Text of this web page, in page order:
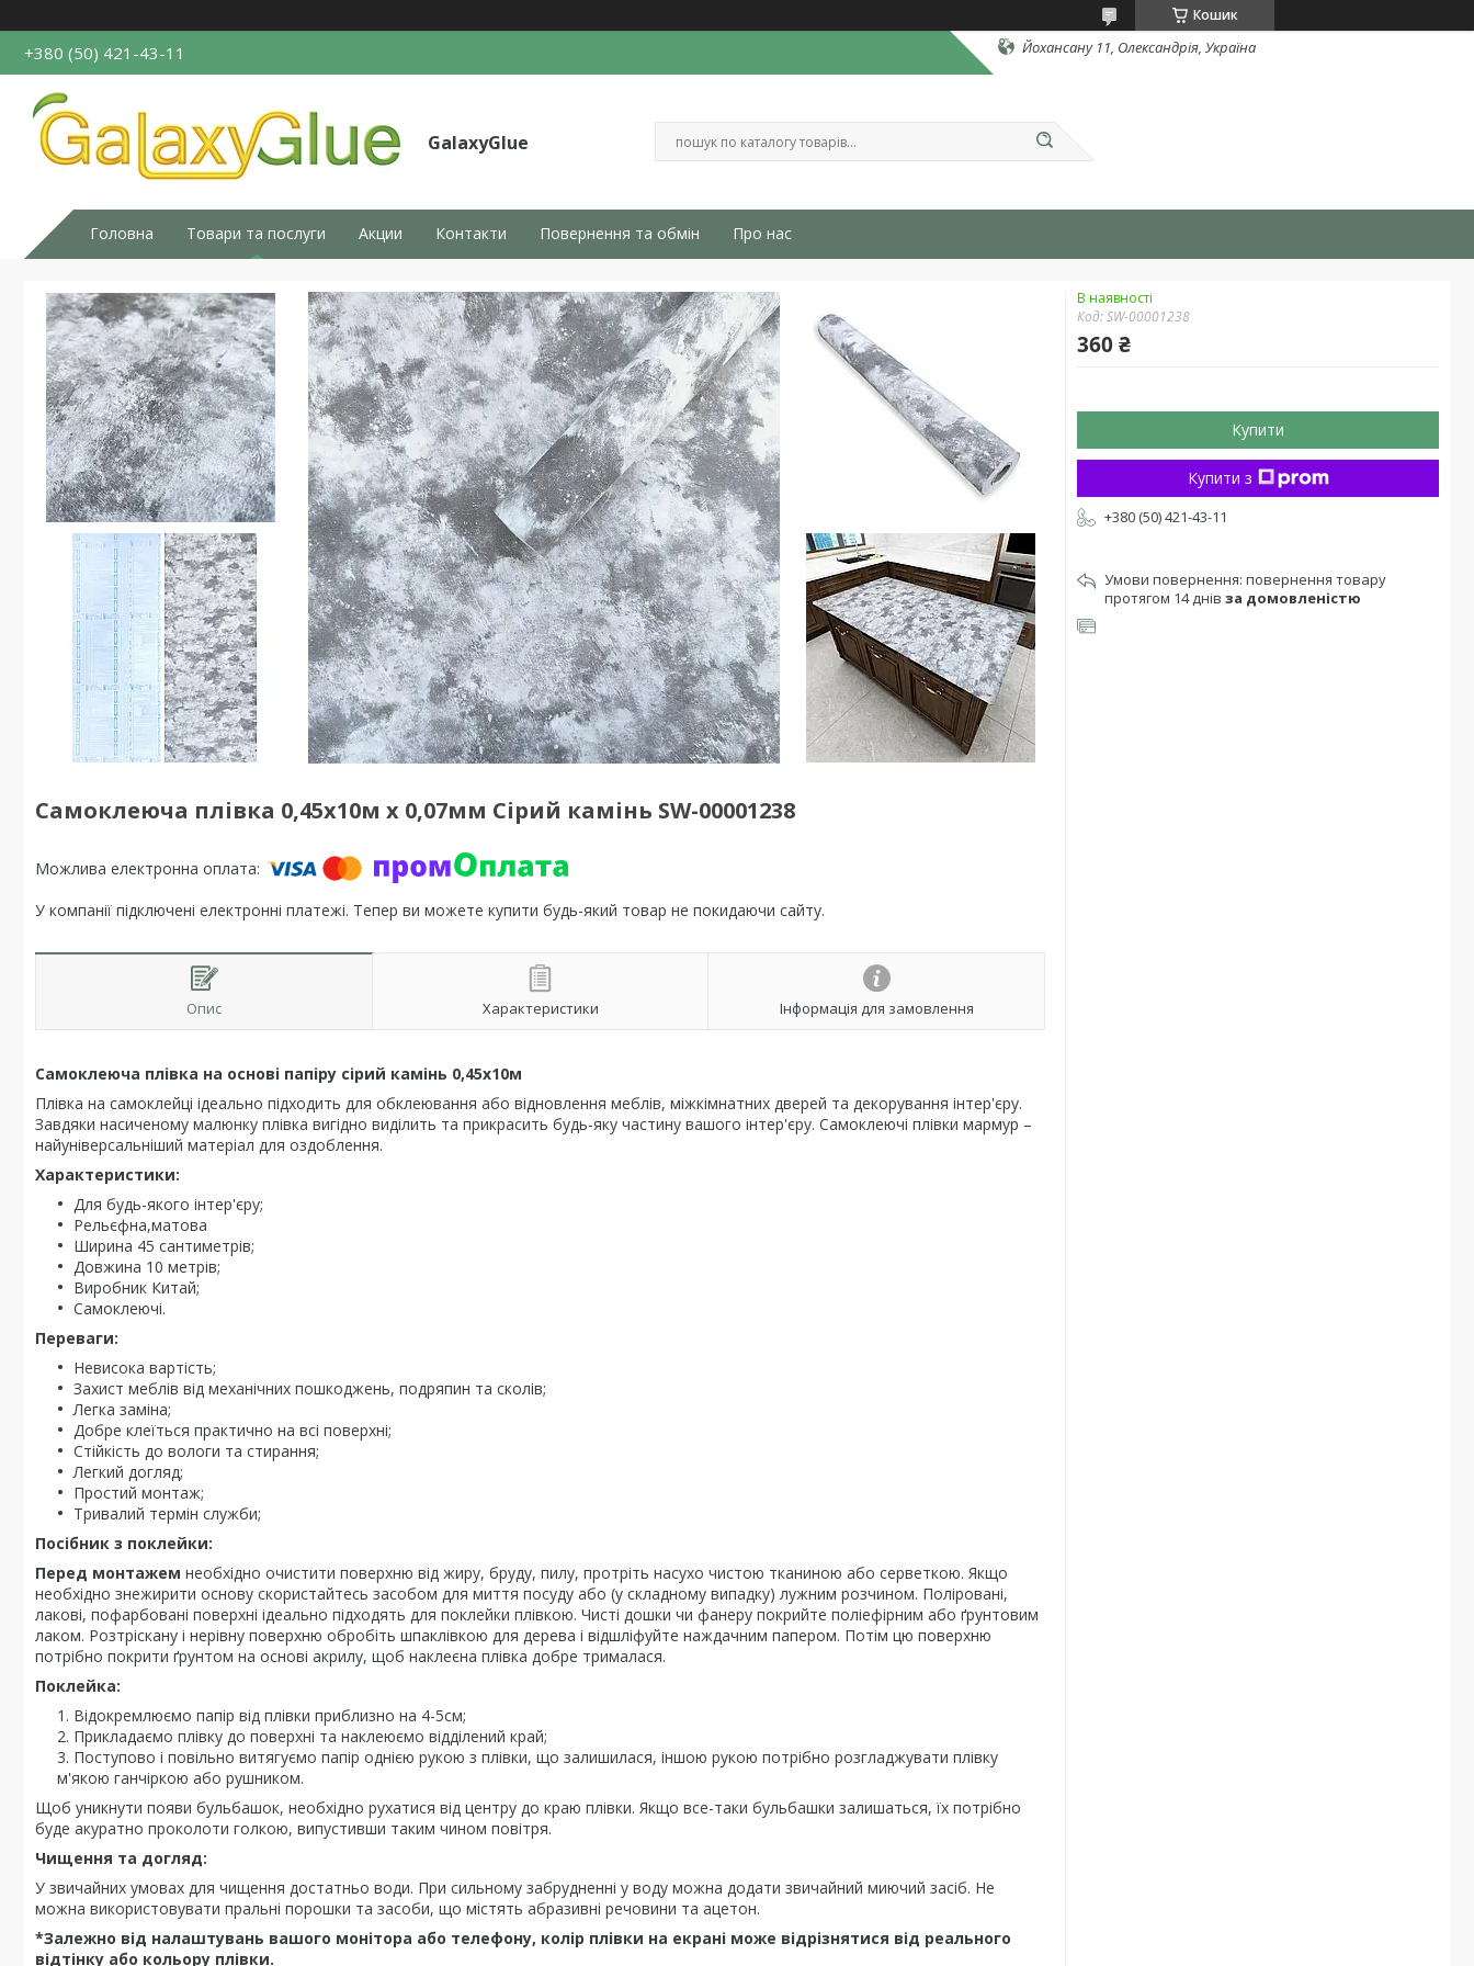
Кошик
+380 (50) 421-43-11 Йохансану 11, Олександрія, Україна
GalaxyGlue
Головна Товари та послуги Акции Контакти Повернення та обмін Про нас
Самоклеюча плівка 0,45х10м х 0,07мм Сірий камінь SW-00001238
У компанії підключені електронні платежі. Тепер ви можете купити будь-який товар не покидаючи сайту.
Опис Характеристики Інформація для замовлення
Самоклеюча плівка на основі папіру сірий камінь 0,45х10м
Плівка на самоклейці ідеально підходить для обклеювання або відновлення меблів, міжкімнатних дверей та декорування інтер'єру.
Завдяки насиченому малюнку плівка вигідно виділить та прикрасить будь-яку частину вашого інтер'єру. Самоклеючі плівки мармур –
найуніверсальніший матеріал для оздоблення.
Характеристики:
Для будь-якого інтер'єру;
Рельєфна,матова
Ширина 45 сантиметрів;
Довжина 10 метрів;
Виробник Китай;
Самоклеючі.
Переваги:
Невисока вартість;
Захист меблів від механічних пошкоджень, подряпин та сколів;
Легка заміна;
Добре клеїться практично на всі поверхні;
Стійкість до вологи та стирання;
Легкий догляд;
Простий монтаж;
Тривалий термін служби;
Посібник з поклейки:
Перед монтажем необхідно очистити поверхню від жиру, бруду, пилу, протріть насухо чистою тканиною або серветкою. Якщо
необхідно знежирити основу скористайтесь засобом для миття посуду або (у складному випадку) лужним розчином. Поліровані,
лакові, пофарбовані поверхні ідеально підходять для поклейки плівкою. Чисті дошки чи фанеру покрийте поліефірним або ґрунтовим
лаком. Розтріскану і нерівну поверхню обробіть шпаклівкою для дерева і відшліфуйте наждачним папером. Потім цю поверхню
потрібно покрити ґрунтом на основі акрилу, щоб наклеєна плівка добре трималася.
Поклейка:
Відокремлюємо папір від плівки приблизно на 4-5см;
Прикладаємо плівку до поверхні та наклеюємо відділений край;
Поступово і повільно витягуємо папір однією рукою з плівки, що залишилася, іншою рукою потрібно розгладжувати плівку
м'якою ганчіркою або рушником.
Щоб уникнути появи бульбашок, необхідно рухатися від центру до краю плівки. Якщо все-таки бульбашки залишаться, їх потрібно
буде акуратно проколоти голкою, випустивши таким чином повітря.
Чищення та догляд:
У звичайних умовах для чищення достатньо води. При сильному забрудненні у воду можна додати звичайний миючий засіб. Не
можна використовувати пральні порошки та засоби, що містять абразивні речовини та ацетон.
*Залежно від налаштувань вашого монітора або телефону, колір плівки на екрані може відрізнятися від реального
відтінку або кольору плівки.
В наявності
Код:SW-00001238
360 ₴
Купити
Купити з
+380 (50) 421-43-11
повернення товару
протягом 14 днів за домовленістю